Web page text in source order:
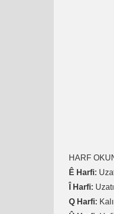
HARF
Ê Harfi:
Î Harfi:
Q Harfi: